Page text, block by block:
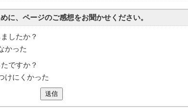
に、ページのご感想をお聞かせください。
したか？
かった
ですか？
けにくかった
送信